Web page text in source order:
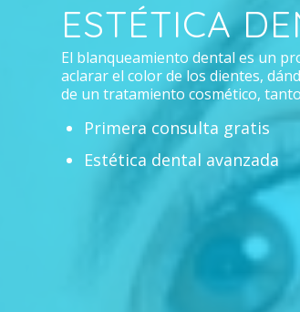
ESTÉTICA
El blanqueamiento dental es un
aclarar el color de los dientes,
de un tratamiento cosmético,
Primera consulta gratis
Estética dental avanzada